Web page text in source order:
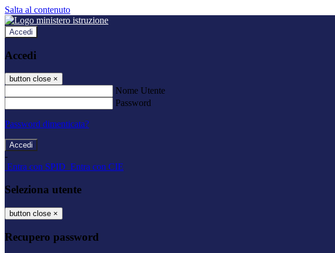
Salta al contenuto
Accedi
Accedi
button close ×
Nome Utente
Password
Password dimenticata?
-
Entra con SPID Entra con CIE
Seleziona utente
button close ×
Recupero password